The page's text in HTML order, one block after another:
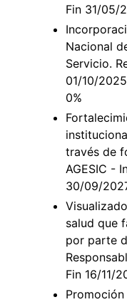
Fin 31/05/
Nacional
Servicio.
01/10/
0%
través de
AGESIC -
30/09/
salud que
por parte
Fin 16/11/